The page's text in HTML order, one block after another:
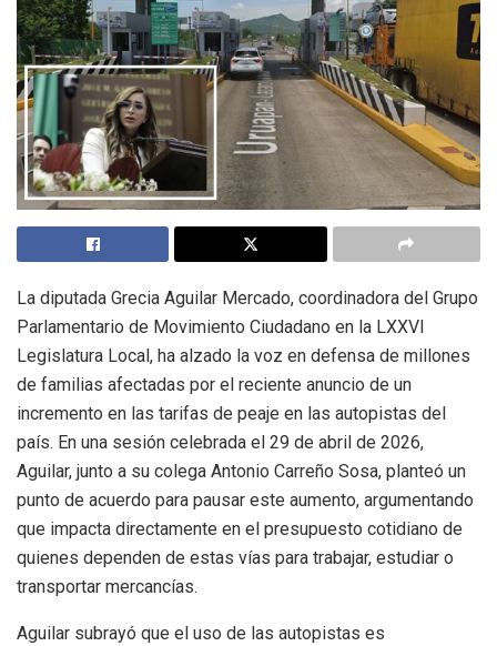
La diputada Grecia Aguilar Mercado, coordinadora del Grupo
Parlamentario de Movimiento Ciudadano en la LXXVI
Legislatura Local, ha alzado la voz en defensa de millones
de familias afectadas por el reciente anuncio de un
incremento en las tarifas de peaje en las autopistas del
país. En una sesión celebrada el 29 de abril de 2026,
Aguilar, junto a su colega Antonio Carreño Sosa, planteó un
punto de acuerdo para pausar este aumento, argumentando
que impacta directamente en el presupuesto cotidiano de
quienes dependen de estas vías para trabajar, estudiar o
transportar mercancías.
Aguilar subrayó que el uso de las autopistas es